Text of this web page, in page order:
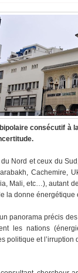
consécutif à
Nord et ceux du
Cachemire,
Mali, etc…), autant
la donne
panorama précis
les nations
politique et l’irruption